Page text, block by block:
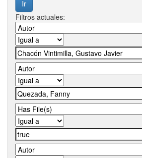
Filtros actuales: